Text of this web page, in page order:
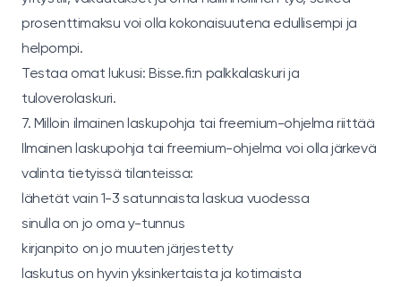
prosenttimaksu voi olla kokonaisuutena edullisempi ja
helpompi.
Testaa omat lukusi: Bisse.fi:n palkkalaskuri ja
tuloverolaskuri.
7. Milloin ilmainen laskupohja tai freemium-ohjelma riittää
Ilmainen laskupohja tai freemium-ohjelma voi olla järkevä
valinta tietyissä tilanteissa:
lähetät vain 1-3 satunnaista laskua vuodessa
sinulla on jo oma y-tunnus
kirjanpito on jo muuten järjestetty
laskutus on hyvin yksinkertaista ja kotimaista